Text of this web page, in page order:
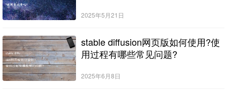
2025年5月21日
stable diffusion网页版如何使用?使
用过程有哪些常见问题?
2025年6月8日